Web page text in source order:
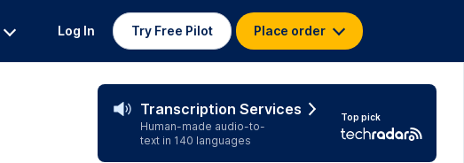
Log In Try Free Pilot Place order
Transcription Services
Human-made audio-to-
text in 140 languages
Top pick